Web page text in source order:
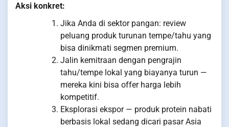
Aksi konkret:
Jika Anda di sektor pangan: review
peluang produk turunan tempe/tahu yang
bisa dinikmati segmen premium.
Jalin kemitraan dengan pengrajin
tahu/tempe lokal yang biayanya turun —
mereka kini bisa offer harga lebih
kompetitif.
Eksplorasi ekspor — produk protein nabati
berbasis lokal sedang dicari pasar Asia